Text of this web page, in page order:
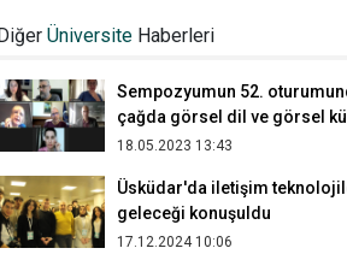
ÜniversiteHaberleri
Sempozyumun 52.
çağda görsel dil ve görsel
ele alındı
18.05.2023 13:43
Üsküdar'da iletişim
geleceği konuşuldu
17.12.2024 10:06